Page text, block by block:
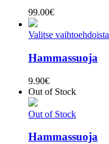
99.00€
Valitse vaihtoehdoista
Hammassuoja
9.90€
Out of Stock
Out of Stock
Hammassuoja